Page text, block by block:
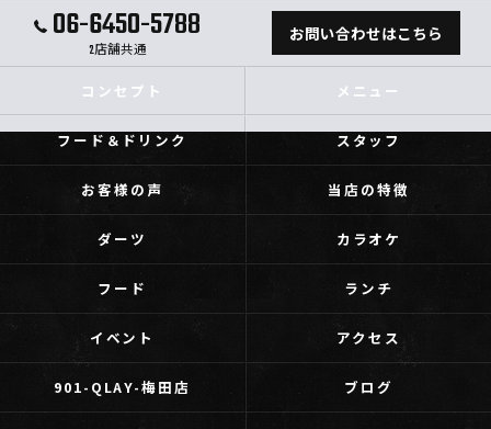
06-6450-5788
2店舗共通
お問い合わせはこちら
コンセプト メニュー
フード＆ドリンク スタッフ
お客様の声 当店の特徴
ダーツ カラオケ
フード ランチ
イベント アクセス
901-QLAY-梅田店 ブログ